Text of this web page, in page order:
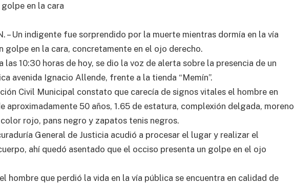
en la cara
– Un indigente fue sorprendido por la muerte mientras dormía en la vía
golpe en la cara, concretamente en el ojo derecho.
las 10:30 horas de hoy, se dio la voz de alerta sobre la presencia de un
avenida Ignacio Allende, frente a la tienda “Memín”.
Civil Municipal constato que carecía de signos vitales el hombre en
aproximadamente 50 años, 1.65 de estatura, complexión delgada, moreno
rojo, pans negro y zapatos tenis negros.
General de Justicia acudió a procesar el lugar y realizar el
ahí quedó asentado que el occiso presenta un golpe en el ojo
hombre que perdió la vida en la vía pública se encuentra en calidad de